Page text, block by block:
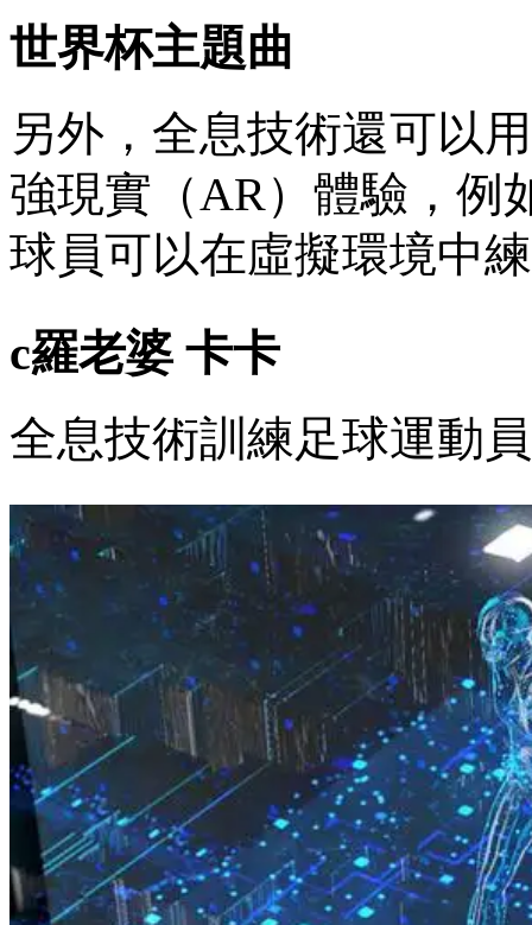
世界杯主題曲
另外，全息技術還
強現實（AR）體驗，
球員可以在虛擬環境中練
c羅老婆 卡卡
全息技術訓練足球運動員